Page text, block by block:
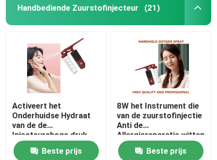
Handbediende Zuurstofinjecteur (21)
Activeert het
Onderhuidse Hydraat
van de de
Injecteurshoge druk
van de Cellenzuurstof
voeden Beste prijs
8W het Instrument die
van de zuurstofinjectie
Anti de
Allergiereparatie witten
van de Huid Diepe
HydratieBeste prijs